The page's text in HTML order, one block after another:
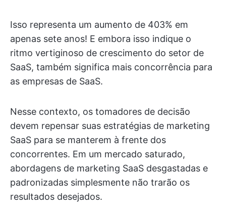
Isso representa um aumento de 403% em
apenas sete anos! E embora isso indique o
ritmo vertiginoso de crescimento do setor de
SaaS, também significa mais concorrência para
as empresas de SaaS.
Nesse contexto, os tomadores de decisão
devem repensar suas estratégias de marketing
SaaS para se manterem à frente dos
concorrentes. Em um mercado saturado,
abordagens de marketing SaaS desgastadas e
padronizadas simplesmente não trarão os
resultados desejados.